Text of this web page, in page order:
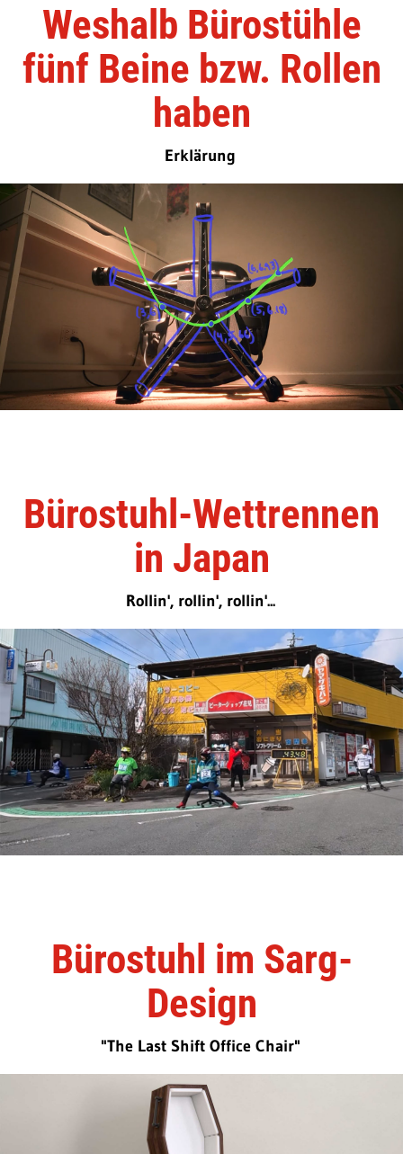
Weshalb Bürostühle
fünf Beine bzw. Rollen
haben
Erklärung
Bürostuhl-Wettrennen
in Japan
Rollin', rollin', rollin'...
Bürostuhl im Sarg-
Design
"The Last Shift Office Chair"